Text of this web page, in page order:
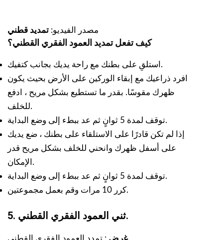
مصدر الفيديو: تمديد قطني
كيف تفعل تمديد العمود الفقري القطني؟
استلقِ على بطنك مع راحة يديك بجانب كتفيك.
افرد ذراعيك مع إبقاء الوركين على الأرض بحيث يكون
ظهرك مقوسًا. بقدر ما تستطيع بشكل مريح ، ادفع
للخلف.
توقف لمدة 5 ثوانٍ ثم عد ببطء إلى وضع البداية.
إذا لم تكن قادرًا على الاستلقاء على بطنك ، ضع يديك
على أسفل ظهرك وانحني للخلف بشكل مريح قدر
الإمكان.
توقف لمدة 5 ثوانٍ ثم عد ببطء إلى وضع البداية.
كرر 10 مرات وقم بعمل مجموعتين.
5. ثني العمود الفقري القطني.